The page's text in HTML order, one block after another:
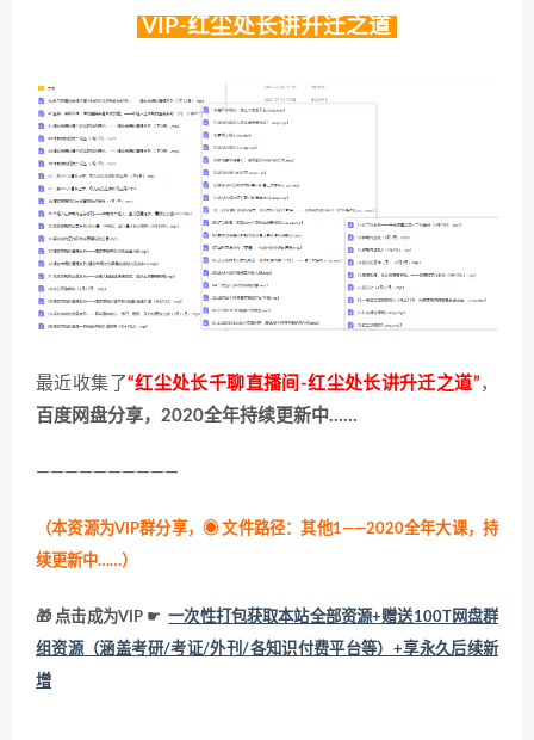
VIP-红尘处长讲升迁之道
最近收集了 “红尘处长千聊直播间-红尘处长讲升迁之道”，
百度网盘分享，2020全年持续更新中……
——————————
（本资源为VIP群分享， ◉ 文件路径：其他1——2020全年大课， 持
续更新中……）
🎁 点击成为VIP ☛ 一次性打包获取本站全部资源+赠送100T网盘群
组资源（涵盖考研/考证/外刊/各知识付费平台等）+享永久后续新
增